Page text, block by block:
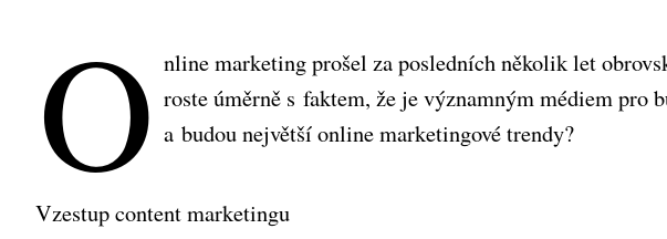
O nline marketing prošel za posledních několik let
roste úměrně s faktem, že je významným médiem pro
a budou největší online marketingové trendy?
Vzestup content marketingu